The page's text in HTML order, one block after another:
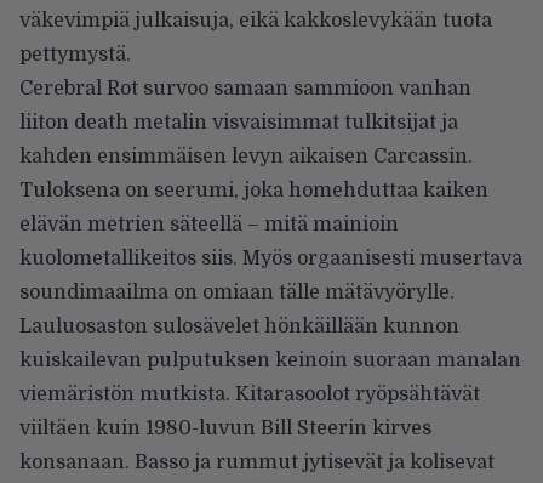
väkevimpiä julkaisuja, eikä kakkoslevykään tuota
pettymystä.
Cerebral Rot survoo samaan sammioon vanhan
liiton death metalin visvaisimmat tulkitsijat ja
kahden ensimmäisen levyn aikaisen Carcassin.
Tuloksena on seerumi, joka homehduttaa kaiken
elävän metrien säteellä – mitä mainioin
kuolometallikeitos siis. Myös orgaanisesti musertava
soundimaailma on omiaan tälle mätävyörylle.
Lauluosaston sulosävelet hönkäillään kunnon
kuiskailevan pulputuksen keinoin suoraan manalan
viemäristön mutkista. Kitarasoolot ryöpsähtävät
viiltäen kuin 1980-luvun Bill Steerin kirves
konsanaan. Basso ja rummut jytisevät ja kolisevat